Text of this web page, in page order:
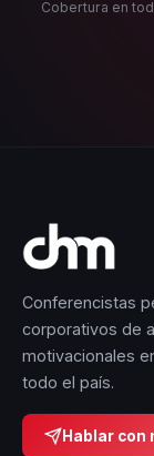
Cobertura en
Conferencistas
corporativos de
motivacionales
todo el país.
Hablar con